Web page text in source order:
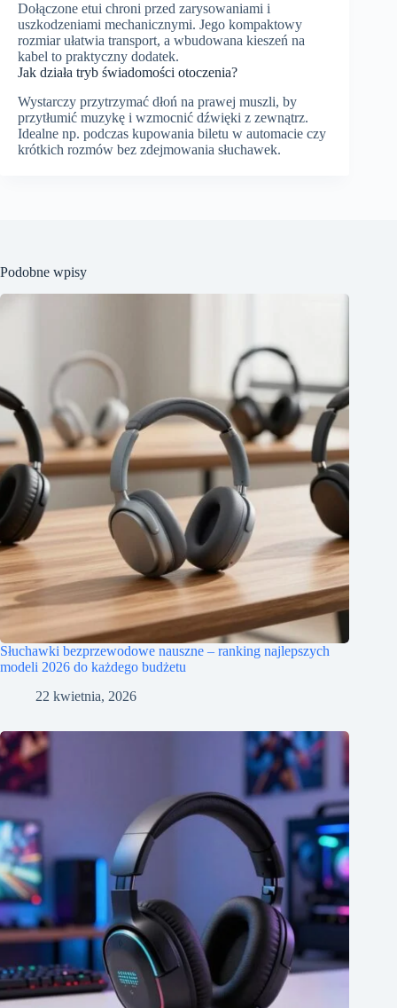
Dołączone etui chroni przed zarysowaniami i
uszkodzeniami mechanicznymi. Jego kompaktowy
rozmiar ułatwia transport, a wbudowana kieszeń na
kabel to praktyczny dodatek.
Jak działa tryb świadomości otoczenia?
Wystarczy przytrzymać dłoń na prawej muszli, by
przytłumić muzykę i wzmocnić dźwięki z zewnątrz.
Idealne np. podczas kupowania biletu w automacie czy
krótkich rozmów bez zdejmowania słuchawek.
Podobne wpisy
Słuchawki bezprzewodowe nauszne – ranking najlepszych
modeli 2026 do każdego budżetu
22 kwietnia, 2026